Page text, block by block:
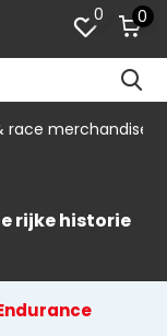
0 0
rijke historie